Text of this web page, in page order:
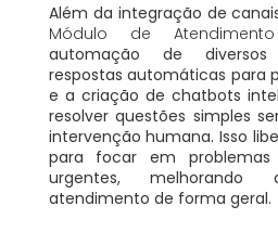
Além da integração de
Módulo de
automação de diversos
respostas automáticas para
e a criação de chatbots
resolver questões simples
intervenção humana. Isso
para focar em
urgentes,
atendimento de forma geral.